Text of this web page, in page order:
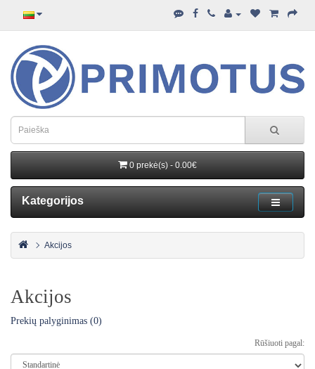
0 prekė(s) - 0.00€
Kategorijos
Akcijos
Akcijos
Prekių palyginimas (0)
Rūšiuoti pagal: